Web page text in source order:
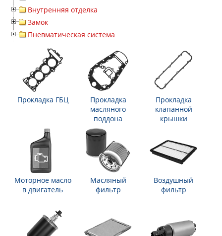
Внутренняя отделка
Замок
Пневматическая система
Прокладка ГБЦ
Прокладка
масляного
поддона
Прокладка
клапанной
крышки
Моторное масло
в двигатель
Масляный
фильтр
Воздушный
фильтр